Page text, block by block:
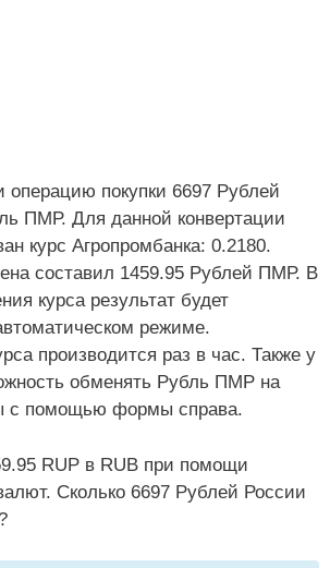
операцию покупки 6697 Рублей
ПМР. Для данной конвертации
курс Агропромбанка: 0.2180.
составил 1459.95 Рублей ПМР. В
курса результат будет
режиме.
производится раз в час. Также у
обменять Рубль ПМР на
с помощью формы справа.
RUP в RUB при помощи
Сколько 6697 Рублей России